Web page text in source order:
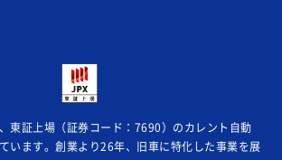
東証上場（証券コード：7690）のカレント自動
います。創業より26年、旧車に特化した事業を展